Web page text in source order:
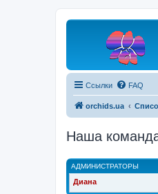
Ссылки FAQ
orchids.ua
Наша
АДМИНИСТРАТОРЫ
Диана